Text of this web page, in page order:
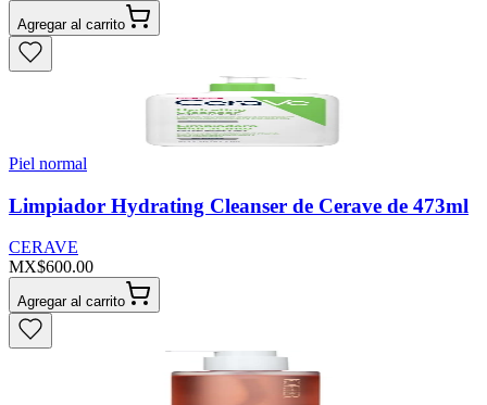
Agregar al carrito
Piel normal
Limpiador Hydrating Cleanser de Cerave de 473ml
CERAVE
MX$600.00
Agregar al carrito